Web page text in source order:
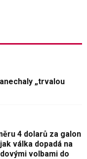
„trvalou
4 dolarů za galon
válka dopadá na
volbami do